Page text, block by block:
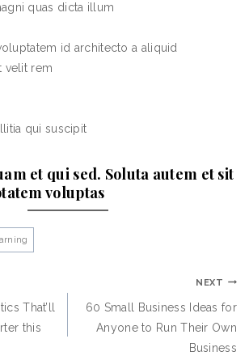
quas dicta illum
id architecto a aliquid
velit rem
qui suscipit
et qui sed. Soluta autem et sit
voluptas
That’ll
this
NEXT
60 Small Business Ideas for
Anyone to Run Their Own
Business